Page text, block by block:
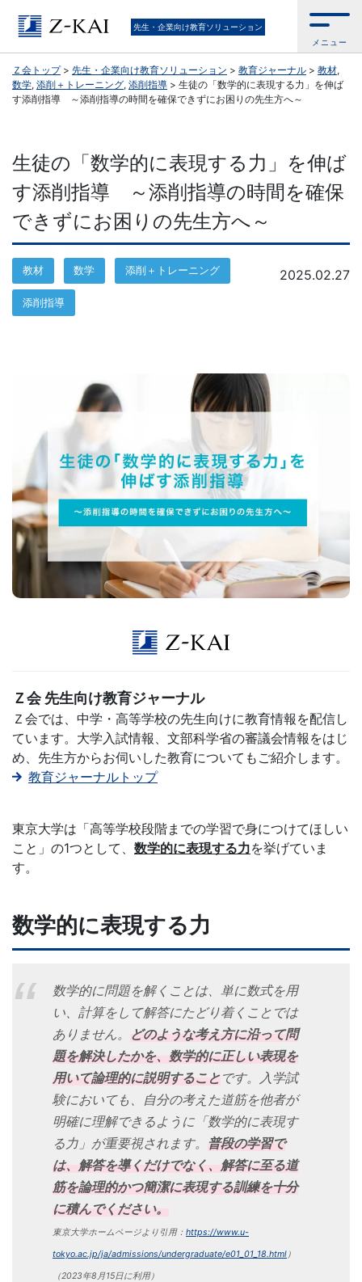
Ｚ
会
公
／
『学
校
の
サ
ー
ビ
ス』
ー
ジ。
校
の
先
生
の
先生・企業向け教育ソリューション
メニュー
Ｚ会トップ> 先生・企業向け教育ソリューション > 教育ジャーナル > 教材,
数学, 添削＋トレーニング, 添削指導 > 生徒の「数学的に表現する力」を伸ば
す添削指導 ～添削指導の時間を確保できずにお困りの先生方へ～
生徒の「数学的に表現する力」を伸ば
す添削指導 ～添削指導の時間を確保
できずにお困りの先生方へ～
教材 数学 添削＋トレーニング
添削指導
2025.02.27
Ｚ会 先生向け教育ジャーナル
Ｚ会では、中学・高等学校の先生向けに教育情報を配信し
ています。大学入試情報、文部科学省の審議会情報をはじ
め、先生方からお伺いした教育についてもご紹介します。
教育ジャーナルトップ
東京大学は「高等学校段階までの学習で身につけてほしい
こと」の1つとして、 数学的に表現する力を挙げていま
す。
数学的に表現する力
数学的に問題を解くことは、単に数式を用
い、計算をして解答にたどり着くことでは
ありません。 どのような考え方に沿って問
題を解決したかを、数学的に正しい表現を
用いて論理的に説明することです。入学試
験においても、自分の考えた道筋を他者が
明確に理解できるように「数学的に表現す
る力」が重要視されます。 普段の学習で
は、解答を導くだけでなく、解答に至る道
筋を論理的かつ簡潔に表現する訓練を十分
に積んでください。
東京大学ホームページより引用： https://www.u-
tokyo.ac.jp/ja/admissions/undergraduate/e01_01_18.html）
（2023年8月15日に利用）